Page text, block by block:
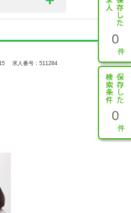
0
0
15 求人番号：511284